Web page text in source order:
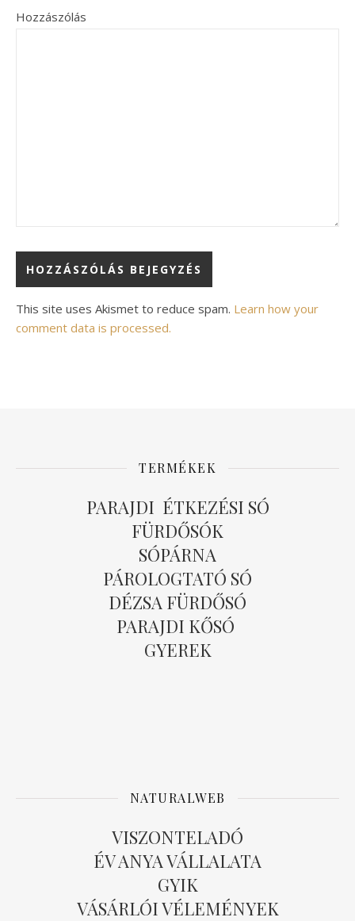
Hozzászólás
Alternative:
This site uses Akismet to reduce spam. Learn how your
comment data is processed.
TERMÉKEK
PARAJDI ÉTKEZÉSI SÓ
FÜRDŐSÓK
SÓPÁRNA
PÁROLOGTATÓ SÓ
DÉZSA FÜRDŐSÓ
PARAJDI KŐSÓ
GYEREK
NATURALWEB
VISZONTELADÓ
ÉV ANYA VÁLLALATA
GYIK
VÁSÁRLÓI VÉLEMÉNYEK